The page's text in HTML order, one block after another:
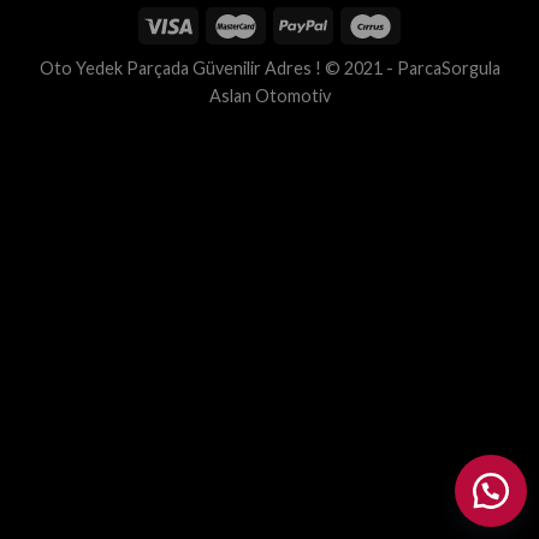
Oto Yedek Parçada Güvenilir Adres ! © 2021 - ParcaSorgula
Aslan Otomotiv